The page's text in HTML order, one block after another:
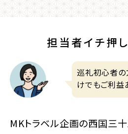
担当者イチ押
巡礼初心者の
けでもご利益
MKトラベル企画の西国三